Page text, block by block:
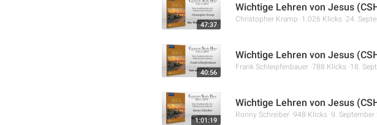
47:37
Wichtige Lehren von Jesus
Christopher Kramp 1.026 Klicks 24.
40:56
Wichtige Lehren von Jesus
Frank Schleipfenbauer 788 Klicks 18.
1:01:19
Wichtige Lehren von Jesus
Ronny Schreiber 948 Klicks 9. September